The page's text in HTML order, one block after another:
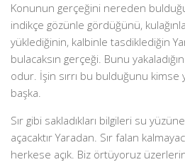
Konunun gerçeğini nereden
indikçe gözünle gördüğünü,
yüklediğinin, kalbinle tasdiklediğin
bulacaksın gerçeği. Bunu
odur. İşin sırrı bu bulduğunu kimse
başka.
Sır gibi sakladıkları bilgileri su
açacaktır Yaradan. Sır falan
herkese açık. Biz örtüyoruz